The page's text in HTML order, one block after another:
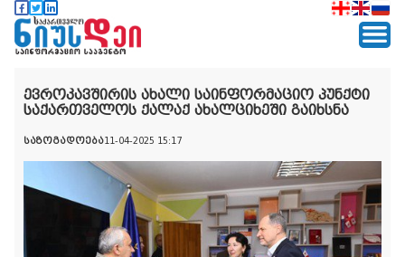
ევროკავშირის ახალი საინფორმაციო პუნქტი
საქართველოს ქალაქ ახალციხეში გაიხსნა
საზოგადოება11-04-2025 15:17